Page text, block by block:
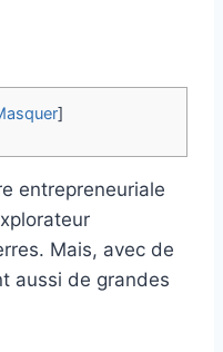
]
entrepreneuriale
Mais, avec de
aussi de grandes